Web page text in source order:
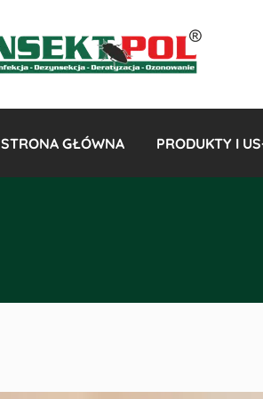
STRONA GŁÓWNA PRODUKTY I